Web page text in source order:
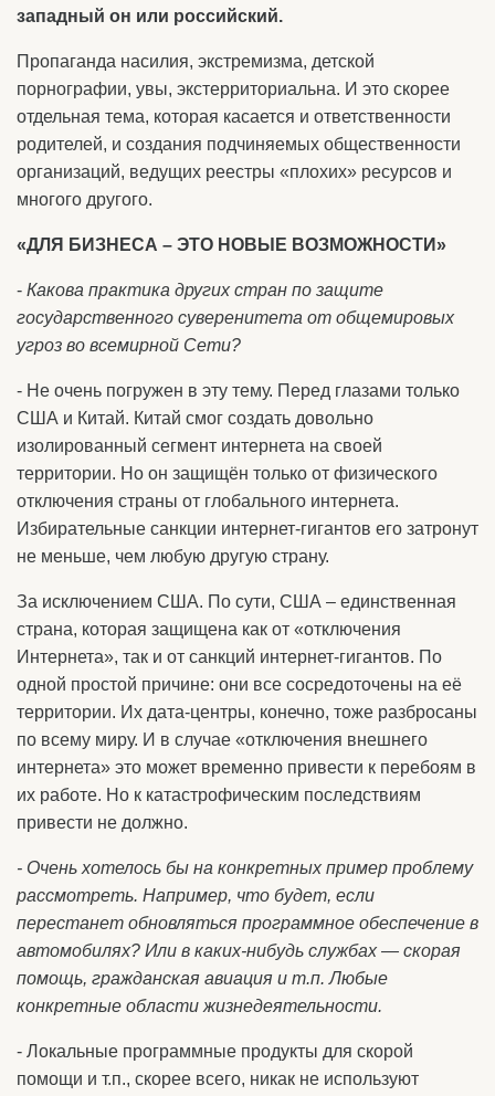
западный он или российский.
Пропаганда насилия, экстремизма, детской
порнографии, увы, экстерриториальна. И это скорее
отдельная тема, которая касается и ответственности
родителей, и создания подчиняемых общественности
организаций, ведущих реестры «плохих» ресурсов и
многого другого.
«ДЛЯ БИЗНЕСА – ЭТО НОВЫЕ ВОЗМОЖНОСТИ»
- Какова практика других стран по защите
государственного суверенитета от общемировых
угроз во всемирной Сети?
- Не очень погружен в эту тему. Перед глазами только
США и Китай. Китай смог создать довольно
изолированный сегмент интернета на своей
территории. Но он защищён только от физического
отключения страны от глобального интернета.
Избирательные санкции интернет-гигантов его затронут
не меньше, чем любую другую страну.
За исключением США. По сути, США – единственная
страна, которая защищена как от «отключения
Интернета», так и от санкций интернет-гигантов. По
одной простой причине: они все сосредоточены на её
территории. Их дата-центры, конечно, тоже разбросаны
по всему миру. И в случае «отключения внешнего
интернета» это может временно привести к перебоям в
их работе. Но к катастрофическим последствиям
привести не должно.
- Очень хотелось бы на конкретных пример проблему
рассмотреть. Например, что будет, если
перестанет обновляться программное обеспечение в
автомобилях? Или в каких-нибудь службах — скорая
помощь, гражданская авиация и т.п. Любые
конкретные области жизнедеятельности.
- Локальные программные продукты для скорой
помощи и т.п., скорее всего, никак не используют